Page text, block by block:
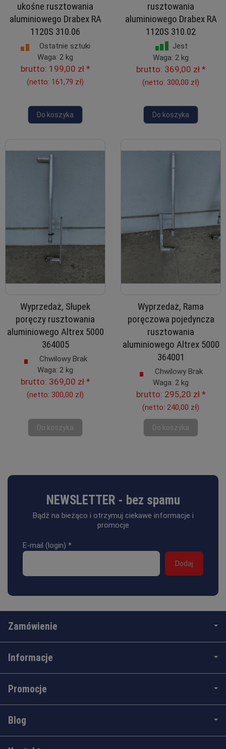
ukośne rusztowania
aluminiowego Drabex RA
1120S 310.06
Ostatnie sztuki
Waga: 2 kg
brutto: 199,00 zł*
(netto: 161,79 zł)
Do koszyka
rusztowania
aluminiowego Drabex RA
1120S 310.02
Jest
Waga: 2 kg
brutto: 369,00 zł*
(netto: 300,00 zł)
Do koszyka
Wyprzedaż, Słupek
poręczy rusztowania
aluminiowego Altrex 5000
364005
Chwilowy Brak
Waga: 2 kg
brutto: 369,00 zł*
(netto: 300,00 zł)
Do koszyka
Wyprzedaż, Rama
poręczowa pojedyncza
rusztowania
aluminiowego Altrex 5000
364001
Chwilowy Brak
Waga: 2 kg
brutto: 295,20 zł*
(netto: 240,00 zł)
Do koszyka
NEWSLETTER - bez spamu
Bądź na bieżąco i otrzymuj ciekawe informacje i
promocje
E-mail (login) *
Zamówienie
Informacje
Promocje
Blog